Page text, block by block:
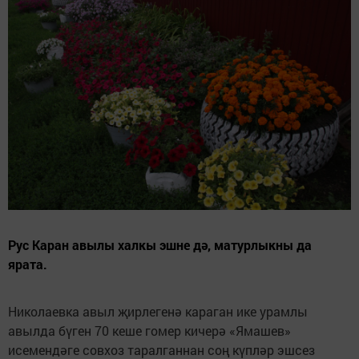
Рус Каран авылы халкы эшне дә, матурлыкны да
ярата.
Николаевка авыл җирлегенә караган ике урамлы
авылда бүген 70 кеше гомер кичерә «Ямашев»
исемендәге совхоз таралганнан соң күпләр эшсез